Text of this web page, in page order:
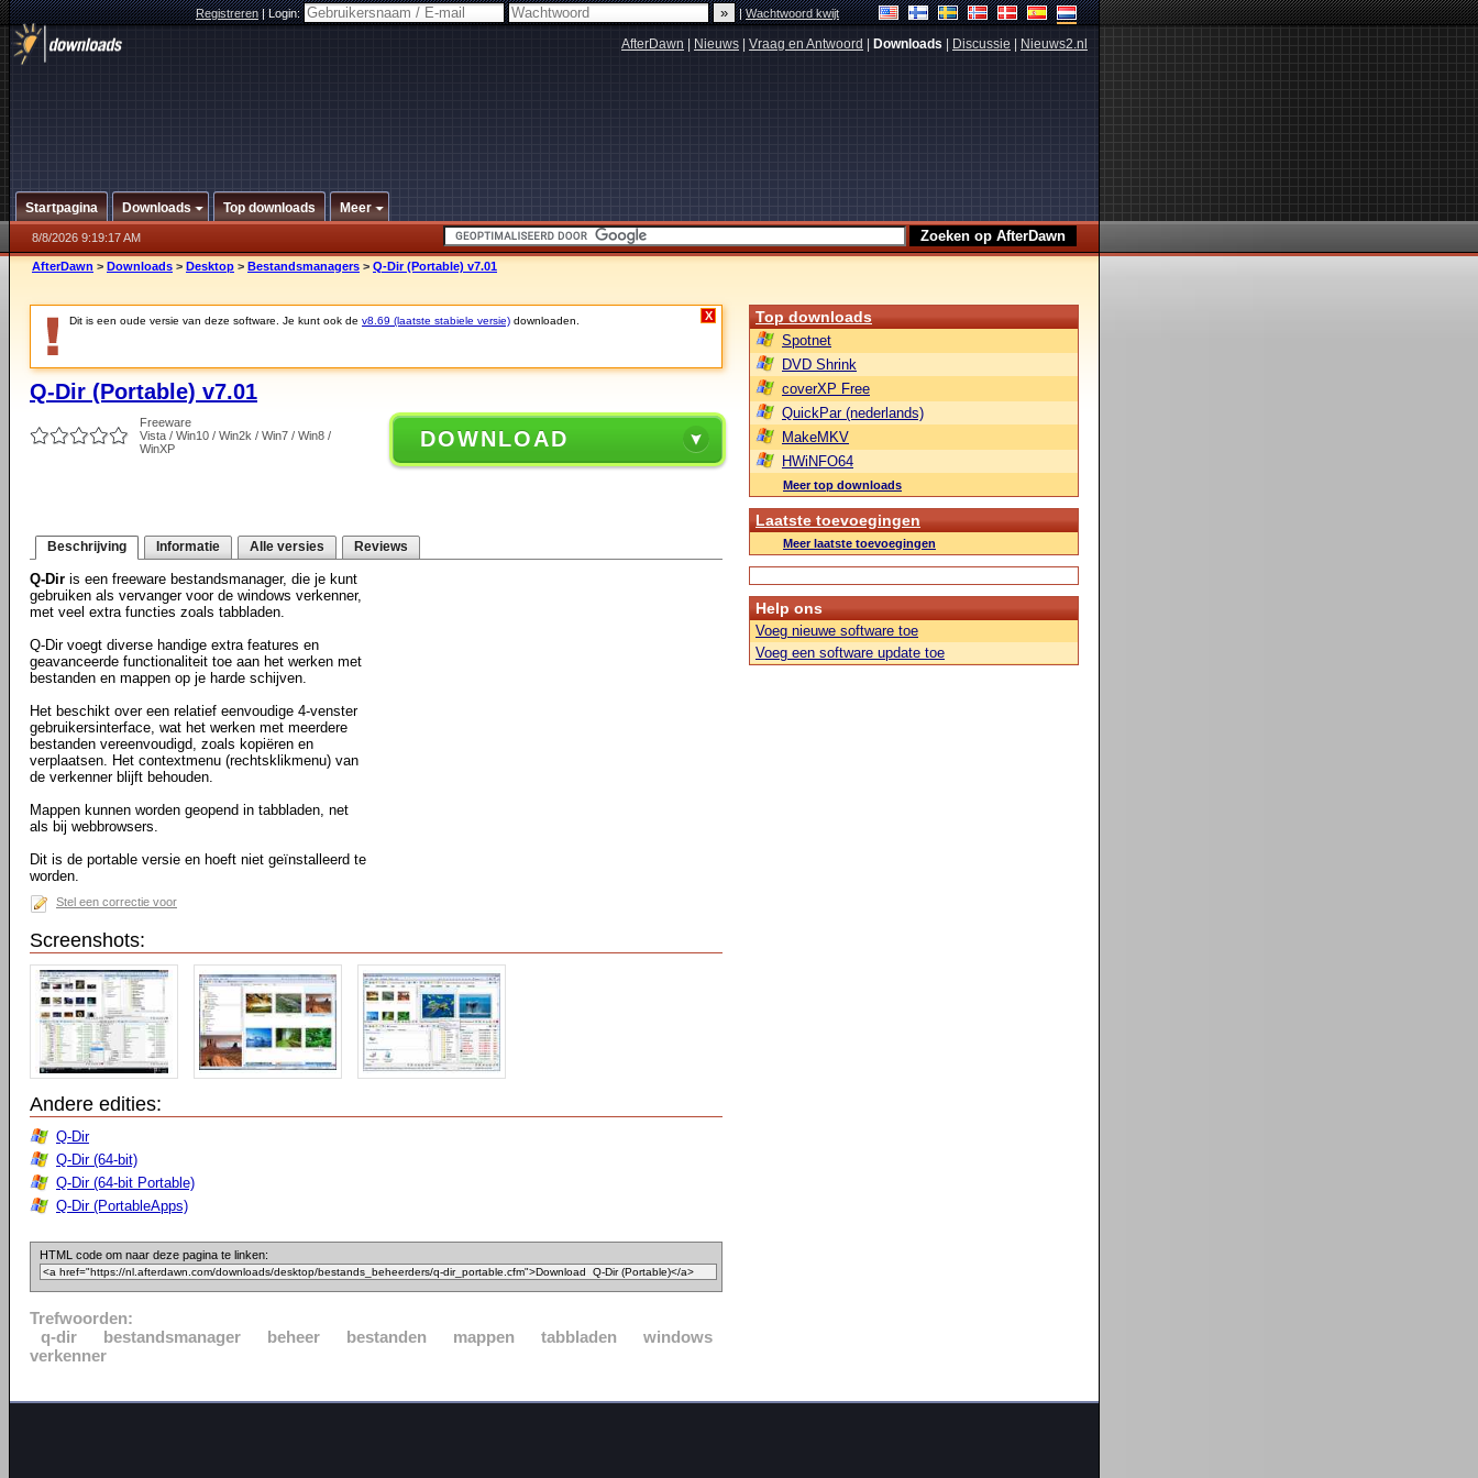
Registreren|Login: |Wachtwoord kwijt
AfterDawn Nieuws Vraag en Antwoord Downloads Discussie Nieuws2.nl
Startpagina Downloads Top downloads Meer
8/8/2026 9:19:17 AM
AfterDawn > Downloads > Desktop > Bestandsmanagers > Q-Dir (Portable) v7.01
Dit is een oude versie van deze software. Je kunt ook de v8.69 (laatste stabiele versie) downloaden. X
Q-Dir (Portable) v7.01
Freeware
Vista / Win10 / Win2k / Win7 / Win8 /
WinXP
DOWNLOAD
Beschrijving Informatie Alle versies Reviews
Q-Dir is een freeware bestandsmanager, die je kunt
gebruiken als vervanger voor de windows verkenner,
met veel extra functies zoals tabbladen.
Q-Dir voegt diverse handige extra features en
geavanceerde functionaliteit toe aan het werken met
bestanden en mappen op je harde schijven.
Het beschikt over een relatief eenvoudige 4-venster
gebruikersinterface, wat het werken met meerdere
bestanden vereenvoudigd, zoals kopiëren en
verplaatsen. Het contextmenu (rechtsklikmenu) van
de verkenner blijft behouden.
Mappen kunnen worden geopend in tabbladen, net
als bij webbrowsers.
Dit is de portable versie en hoeft niet geïnstalleerd te
worden.
Stel een correctie voor
Screenshots:
Andere edities:
Q-Dir
Q-Dir (64-bit)
Q-Dir (64-bit Portable)
Q-Dir (PortableApps)
HTML code om naar deze pagina te linken:
Trefwoorden:
q-dir
bestandsmanager beheer bestanden mappen tabbladen
windows
verkenner
Top downloads
Spotnet
DVD Shrink
coverXP Free
QuickPar (nederlands)
MakeMKV
HWiNFO64
Meer top downloads
Laatste toevoegingen
Meer laatste toevoegingen
Help ons
Voeg nieuwe software toe
Voeg een software update toe